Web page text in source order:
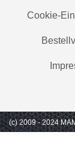
Cookie-
(c) 2009 - 2024